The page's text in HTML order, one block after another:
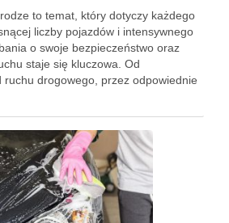
to temat, który dotyczy każdego
liczby pojazdów i intensywnego
o swoje bezpieczeństwo oraz
staje się kluczowa. Od
ruchu drogowego, przez odpowiednie
konserwację samochodu –